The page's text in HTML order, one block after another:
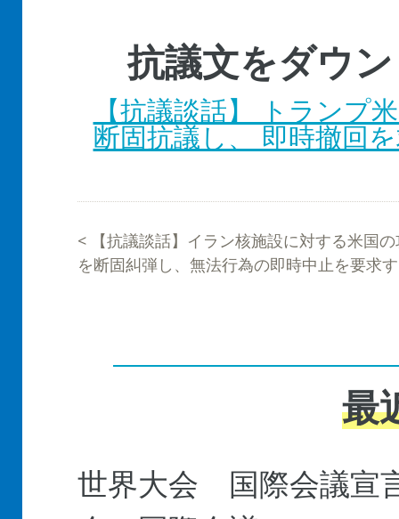
抗議文をダウ
【抗議談話】 トランプ
断固抗議し、 即時撤回
<
【抗議談話】イラン核施設に対する米国
を断固糾弾し、無法行為の即時中止を要求
最
世界大会 国際会議宣